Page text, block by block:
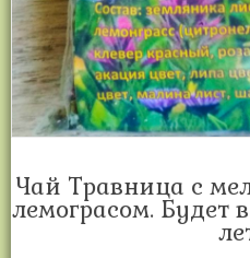
Чай Травница с
лемограсом. Будет